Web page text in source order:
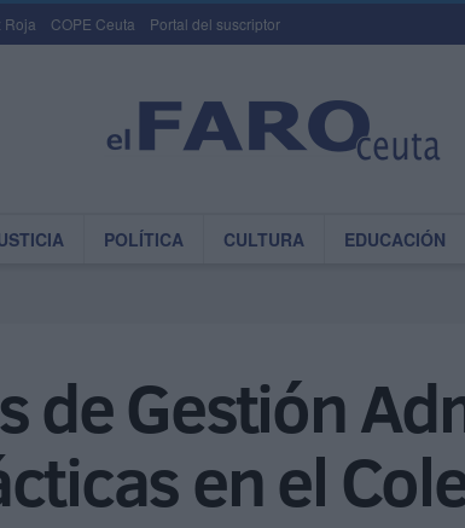
Roja COPE Ceuta Portal del suscriptor
POLÍTICA CULTURA EDUCACIÓN
de Gestión
en el